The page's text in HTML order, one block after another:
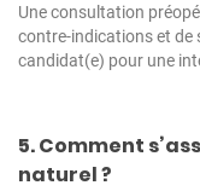
Une consultation
contre-indications et de
candidat(e) pour une
5. Comment
naturel ?